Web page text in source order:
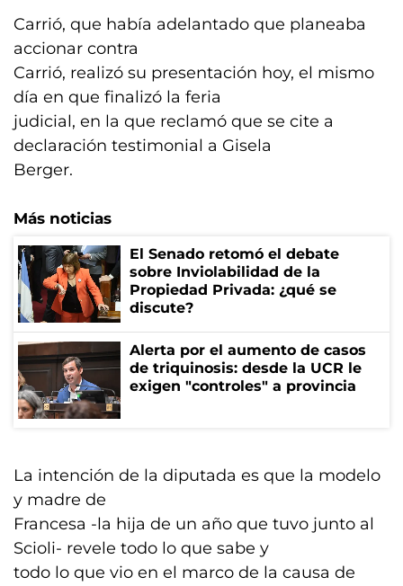
Carrió, que había adelantado que planeaba
accionar contra
Carrió, realizó su presentación hoy, el mismo
día en que finalizó la feria
judicial, en la que reclamó que se cite a
declaración testimonial a Gisela
Berger.
Más noticias
El Senado retomó el debate
sobre Inviolabilidad de la
Propiedad Privada: ¿qué se
discute?
Alerta por el aumento de casos
de triquinosis: desde la UCR le
exigen "controles" a provincia
La intención de la diputada es que la modelo
y madre de
Francesa -la hija de un año que tuvo junto al
Scioli- revele todo lo que sabe y
todo lo que vio en el marco de la causa de